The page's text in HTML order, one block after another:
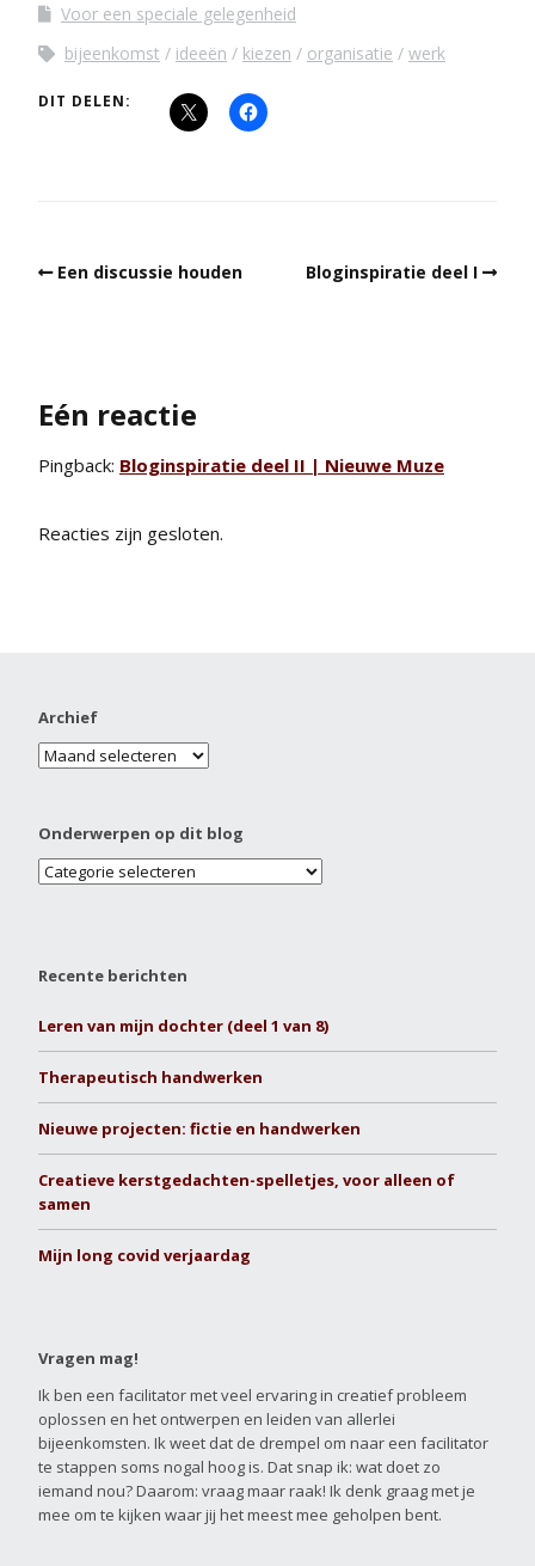
Voor een speciale gelegenheid
bijeenkomst
ideeën kiezen organisatie werk
DIT DELEN:
Een discussie houden Bloginspiratie deel I
Eén reactie
Pingback: Bloginspiratie deel II | Nieuwe Muze
Reacties zijn gesloten.
Archief
Onderwerpen op dit blog
Recente berichten
Leren van mijn dochter (deel 1 van 8)
Therapeutisch handwerken
Nieuwe projecten: fictie en handwerken
Creatieve kerstgedachten-spelletjes, voor alleen of
samen
Mijn long covid verjaardag
Vragen mag!
Ik ben een facilitator met veel ervaring in creatief probleem
oplossen en het ontwerpen en leiden van allerlei
bijeenkomsten. Ik weet dat de drempel om naar een facilitator
te stappen soms nogal hoog is. Dat snap ik: wat doet zo
iemand nou? Daarom: vraag maar raak! Ik denk graag met je
mee om te kijken waar jij het meest mee geholpen bent.